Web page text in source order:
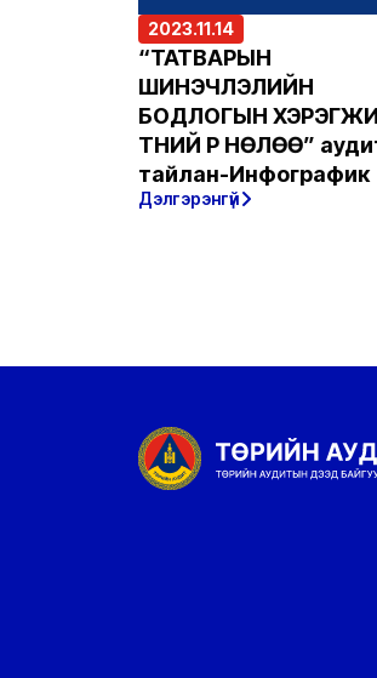
2023.11.14
“ТАТВАРЫН
ШИНЭЧЛЭЛИЙН
БОДЛОГЫН
ТҮҮНИЙ ҮР НӨЛӨӨ”
тайлан-Инфографик
Дэлгэрэнгүй